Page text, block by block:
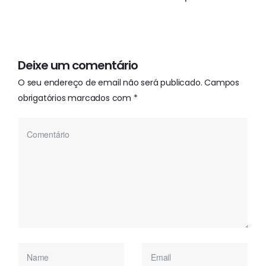
Deixe um comentário
O seu endereço de email não será publicado. Campos
obrigatórios marcados com *